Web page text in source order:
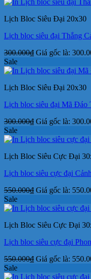
Lịch Bloc Siêu Đại 20x30
Lịch bloc siêu đại Thắng
300.000₫ Giá gốc là:
Sale
Lịch Bloc Siêu Đại 20x30
Lịch bloc siêu đại Mã Đáo
300.000₫ Giá gốc là:
Sale
Lịch Bloc Siêu Cực Đại
Lịch bloc siêu cực đại
550.000₫ Giá gốc là:
Sale
Lịch Bloc Siêu Cực Đại
Lịch bloc siêu cực đại
550.000₫ Giá gốc là:
Sale